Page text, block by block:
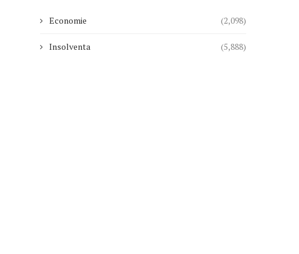
Economie (2,098)
Insolventa (5,888)